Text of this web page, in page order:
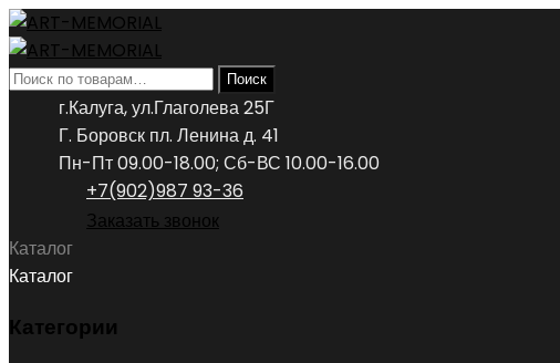
Искать: Поиск
г.Калуга, ул.Глаголева 25Г
Г. Боровск пл. Ленина д. 41
Пн-Пт 09.00-18.00; Сб-ВС 10.00-16.00
+7(902)987 93-36
Заказать звонок
Каталог
Каталог
Категории